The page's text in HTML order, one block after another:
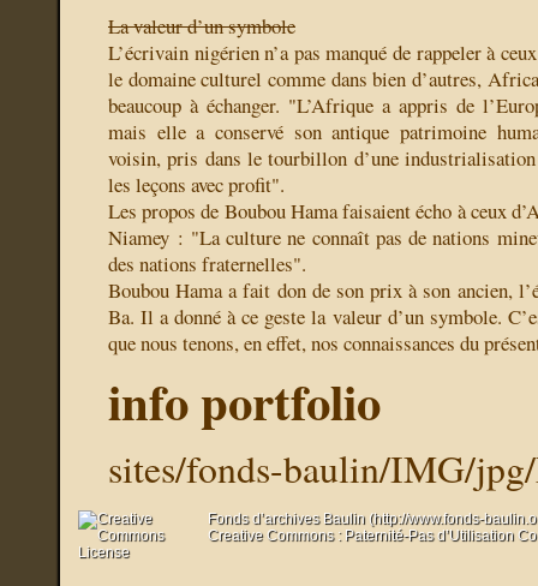
La valeur d’un symbole
L’écrivain nigérien n’a pas manqué de rappeler à
le domaine culturel comme dans bien d’autres,
beaucoup à échanger. "L’Afrique a appris de
mais elle a conservé son antique patrimoine
voisin, pris dans le tourbillon d’une
les leçons avec profit".
Les propos de Boubou Hama faisaient écho à ceux
Niamey : "La culture ne connaît pas de nations
des nations fraternelles".
Boubou Hama a fait don de son prix à son ancien,
Ba. Il a donné à ce geste la valeur d’un symbole.
que nous tenons, en effet, nos connaissances du
info portfolio
sites/fonds-baulin/IMG/
Fonds d’archives Baulin (http://www.fonds-
Creative Commons : Paternité-Pas d’Utilisation